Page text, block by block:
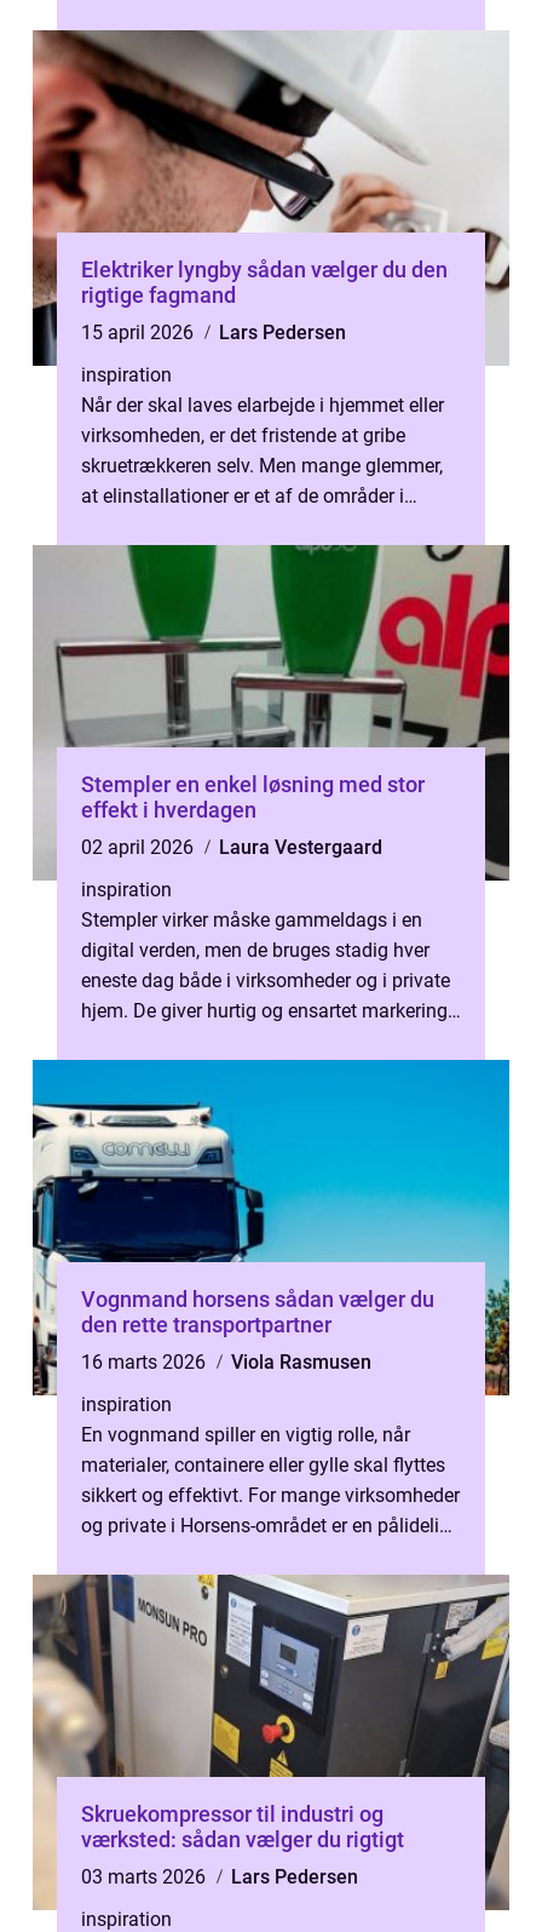
Elektriker lyngby sådan vælger du den
rigtige fagmand
15 april 2026
Lars Pedersen
inspiration
Når der skal laves elarbejde i hjemmet eller
virksomheden, er det fristende at gribe
skruetrækkeren selv. Men mange glemmer,
at elinstallationer er et af de områder i
Stempler en enkel løsning med stor
effekt i hverdagen
02 april 2026
Laura Vestergaard
inspiration
Stempler virker måske gammeldags i en
digital verden, men de bruges stadig hver
eneste dag både i virksomheder og i private
hjem. De giver hurtig og ensartet markering,
Vognmand horsens sådan vælger du
den rette transportpartner
16 marts 2026
Viola Rasmusen
inspiration
En vognmand spiller en vigtig rolle, når
materialer, containere eller gylle skal flyttes
sikkert og effektivt. For mange virksomheder
og private i Horsens-området er en pålidelig
Skruekompressor til industri og
værksted: sådan vælger du rigtigt
03 marts 2026
Lars Pedersen
inspiration